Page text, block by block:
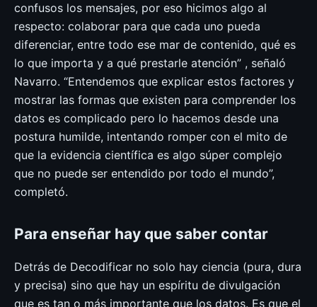
confusos los mensajes, por eso hicimos algo al
respecto: colaborar para que cada uno pueda
diferenciar, entre todo ese mar de contenido, qué es
lo que importa y a qué prestarle atención” , señaló
Navarro. “Entendemos que explicar estos factores y
mostrar las formas que existen para comprender los
datos es complicado pero lo hacemos desde una
postura humilde, intentando romper con el mito de
que la evidencia científica es algo súper complejo
que no puede ser entendido por todo el mundo”,
completó.
Para enseñar hay que saber contar
Detrás de Decodificar no solo hay ciencia (pura, dura
y precisa) sino que hay un espíritu de divulgación
que es tan o más importante que los datos. Es que el